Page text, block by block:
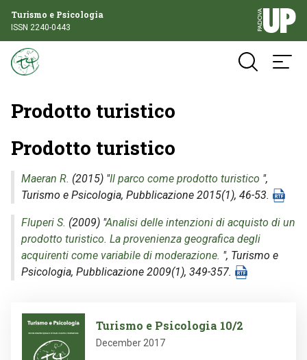
Turismo e Psicologia
ISSN 2240-0443
Prodotto turistico
Prodotto turistico
Maeran R. (2015) "Il parco come prodotto turistico ",
Turismo e Psicologia, Pubblicazione 2015(1), 46-53.
Fluperi S. (2009) "Analisi delle intenzioni di acquisto di un
prodotto turistico. La provenienza geografica degli
acquirenti come variabile di moderazione. ", Turismo e
Psicologia, Pubblicazione 2009(1), 349-357.
Image
Turismo e Psicologia 10/2
December 2017